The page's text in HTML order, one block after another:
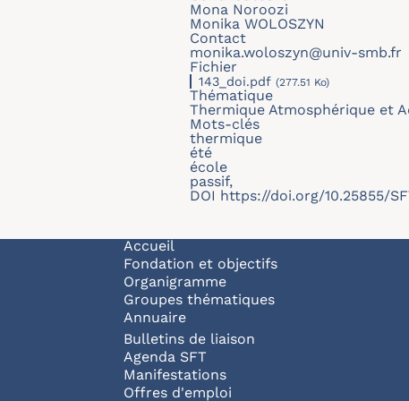
Mona Noroozi
Monika WOLOSZYN
Contact
monika.woloszyn@univ-smb.fr
Fichier
143_doi.pdf (277.51 Ko)
Thématique
Thermique Atmosphérique et
Mots-clés
thermique
été
école
passif,
DOI https://doi.org/10.25855/
Navigation principale
Accueil
Fondation et objectifs
Organigramme
Groupes thématiques
Annuaire
Bulletins de liaison
Agenda SFT
Manifestations
Offres d'emploi